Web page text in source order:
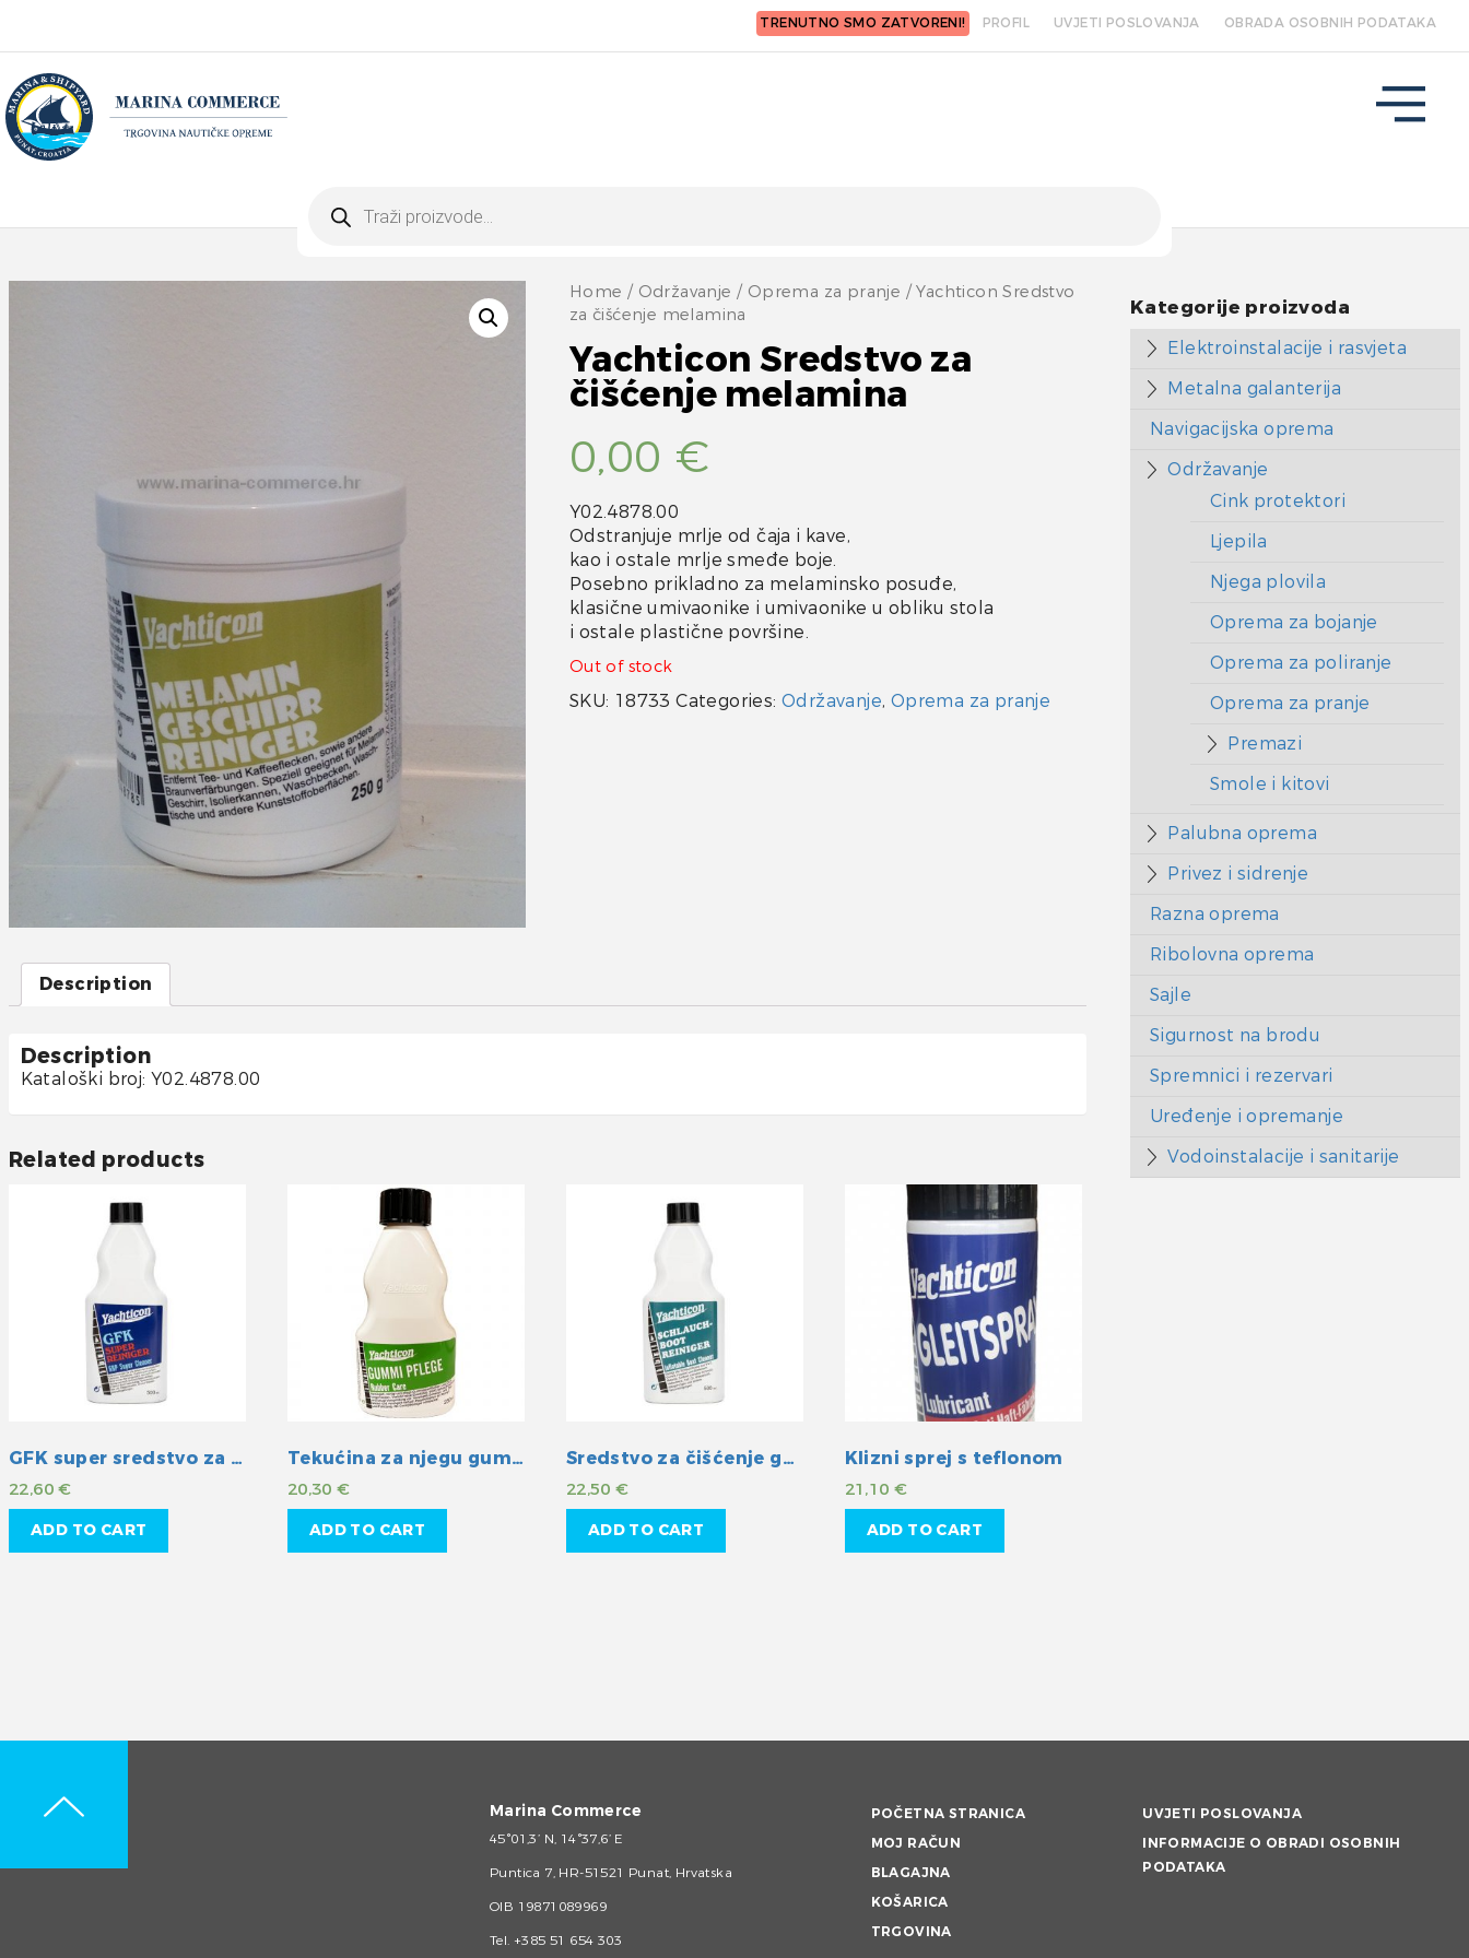
TRENUTNO SMO ZATVORENI! PROFIL UVJETI POSLOVANJA OBRADA OSOBNIH PODATAKA
search
Home / Održavanje / Oprema za pranje / Yachticon Sredstvo
za čišćenje melamina
Yachticon Sredstvo za
čišćenje melamina
0,00 €
Y02.4878.00
Odstranjuje mrlje od čaja i kave,
kao i ostale mrlje smeđe boje.
Posebno prikladno za melaminsko posuđe,
klasične umivaonike i umivaonike u obliku stola
i ostale plastične površine.
Out of stock
SKU: 18733 Categories: Održavanje, Oprema za pranje
Description
Description
Kataloški broj: Y02.4878.00
Related products
GFK super sredstvo za čišćenje
22,60€
ADD TO CART
Tekućina za njegu gumenih površina
20,30€
ADD TO CART
Sredstvo za čišćenje gumenih čamaca
22,50€
ADD TO CART
Klizni sprej s teflonom
21,10 €
ADD TO CART
Kategorije proizvoda
Elektroinstalacije i rasvjeta
Metalna galanterija
Navigacijska oprema
Održavanje
Cink protektori
Ljepila
Njega plovila
Oprema za bojanje
Oprema za poliranje
Oprema za pranje
Premazi
Smole i kitovi
Palubna oprema
Privez i sidrenje
Razna oprema
Ribolovna oprema
Sajle
Sigurnost na brodu
Spremnici i rezervari
Uređenje i opremanje
Vodoinstalacije i sanitarije
Marina Commerce
45°01,3’ N, 14°37,6’ E
Puntica 7, HR-51521 Punat, Hrvatska
OIB 19871089969
Tel. +385 51 654 303
POČETNA STRANICA
MOJ RAČUN
BLAGAJNA
KOŠARICA
TRGOVINA
UVJETI POSLOVANJA
INFORMACIJE O OBRADI OSOBNIH
PODATAKA